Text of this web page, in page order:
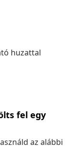
huzattal
fel egy
az alábbi